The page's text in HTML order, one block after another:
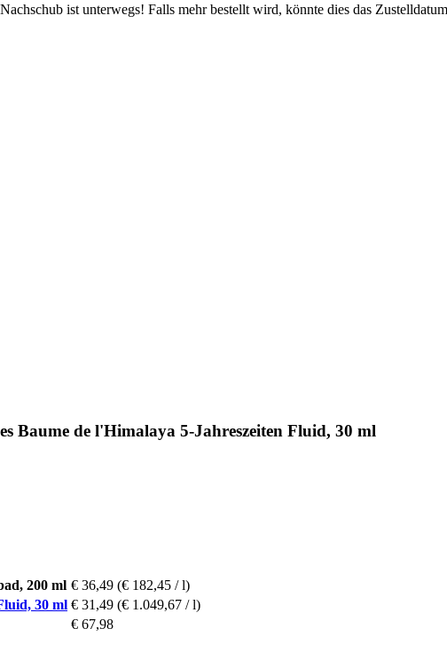
ist unterwegs! Falls mehr bestellt wird, könnte dies das
Baume de l'Himalaya 5-Jahreszeiten Fluid, 30 ml
200 ml € 36,49 (€ 182,45 / l)
30 ml € 31,49 (€ 1.049,67 / l)
€ 67,98